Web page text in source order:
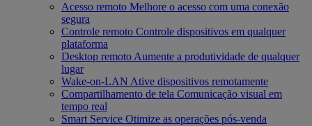
Acesso remoto Melhore o acesso com uma conexão
segura
Controle remoto Controle dispositivos em qualquer
plataforma
Desktop remoto Aumente a produtividade de qualquer
lugar
Wake-on-LAN Ative dispositivos remotamente
Compartilhamento de tela Comunicação visual em
tempo real
Smart Service Otimize as operações pós-venda